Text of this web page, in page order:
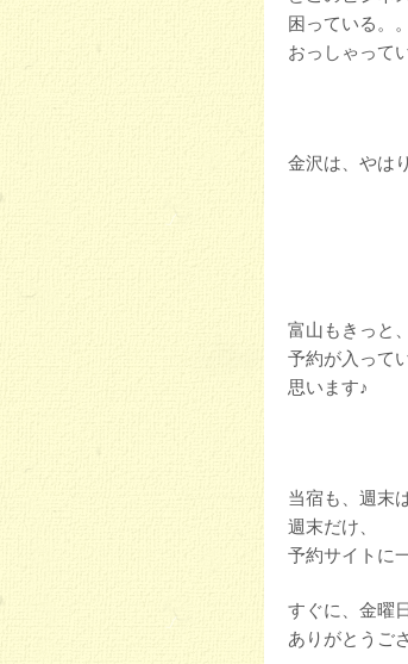
困っている。
おっしゃって
金沢は、やは
富山もきっと
予約が入って
思います♪
当宿も、週末
週末だけ、
予約サイトに
すぐに、金曜
ありがとうご